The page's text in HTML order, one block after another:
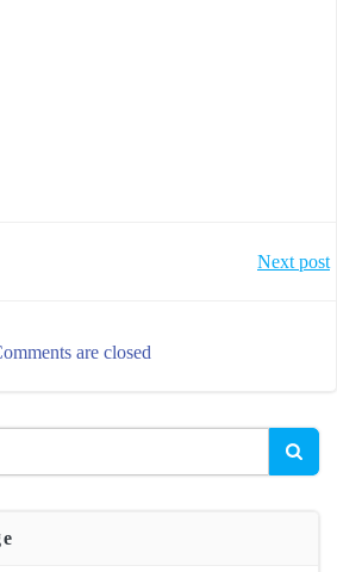
Next post
are closed